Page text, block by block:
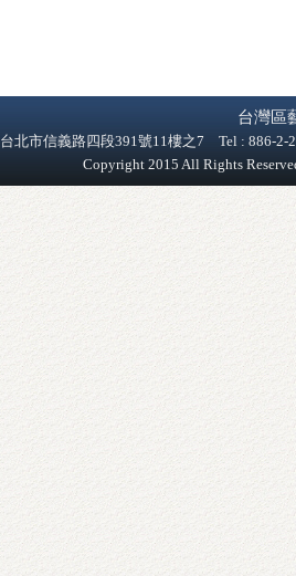
台灣區
台北市信義路四段391號11樓之7 Tel : 886-
Copyright 2015 All Rights